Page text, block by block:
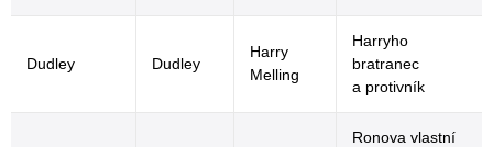
Dudley Dudley
Harry
Melling
Harryho
bratranec
a protivník
Ronova vlastní